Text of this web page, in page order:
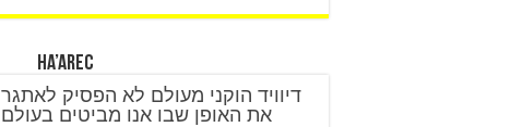
Ha’arec
דיוויד הוקני מעולם לא הפסיק לאתגר
את האופן שבו אנו מביטים בעולם